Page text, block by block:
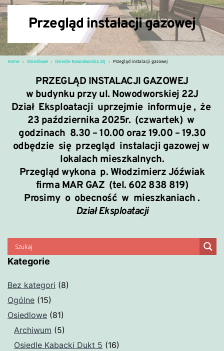
Przegląd instalacji gazowej
Home Osiedlowe Osiedle Nowodworska 22J Przegląd instalacji gazowej
PRZEGLĄD INSTALACJI GAZOWEJ
w budynku przyul. Nowodworskiej 22J
Dział Eksploatacji uprzejmie informuje , że
23 października 2025r. (czwartek) w
godzinach 8.30 – 10.00 oraz 19.00 – 19.30
odbędzie się przegląd instalacji gazowej w
lokalach mieszkalnych.
Przegląd wykona p. Włodzimierz Jóźwiak
firma MAR GAZ (tel. 602 838 819)
Prosimy o obecność w mieszkaniach .
Dział Eksploatacji
Kategorie
Bez kategori (8)
Ogólne (15)
Osiedlowe (81)
Archiwum (5)
Osiedle Kabacki Dukt 5 (16)